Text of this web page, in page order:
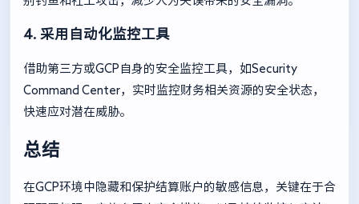
4. 采用自动化监控工具
借助第三方或GCP自身的安全监控工具，如Security
Command Center，实时监控财务相关资源的安全状态，
快速应对潜在威胁。
总结
在GCP环境中隐藏和保护结算账户的敏感信息，关键在于合